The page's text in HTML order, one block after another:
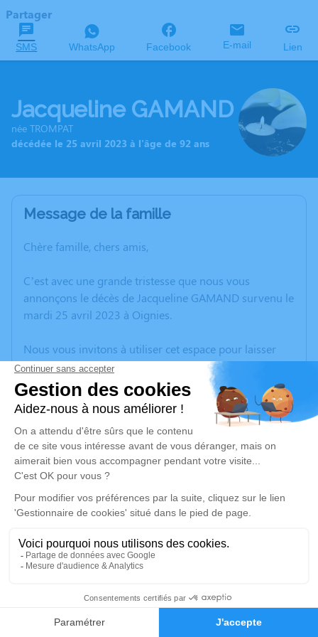
Faire-part Hommages
Partager
SMS WhatsApp Facebook E-mail Lien
Jacqueline GAMAND
née TROMPAT
décédée le 25 avril 2023 à l'âge de 92 ans
Message de la famille
Chère famille, chers amis,
C’est avec une grande tristesse que nous vous
annonçons le décès de Jacqueline GAMAND survenu le
mardi 25 avril 2023 à Oignies.
Nous vous invitons à utiliser cet espace pour laisser
vos condoléances, partager des photos souvenirs, une
anecdote ou exprimer vos pensées à travers des
poèmes ou des textes. Cet endroit est un lieu
d'expression dédié à honorer la mémoire de Jacqueline
GAMAND.
Un service de plantation d’arbre hommage est
disponible ici
Cérémonie religieuse
Église Saint Barthélemy d'Oignies
Place de la IVe République